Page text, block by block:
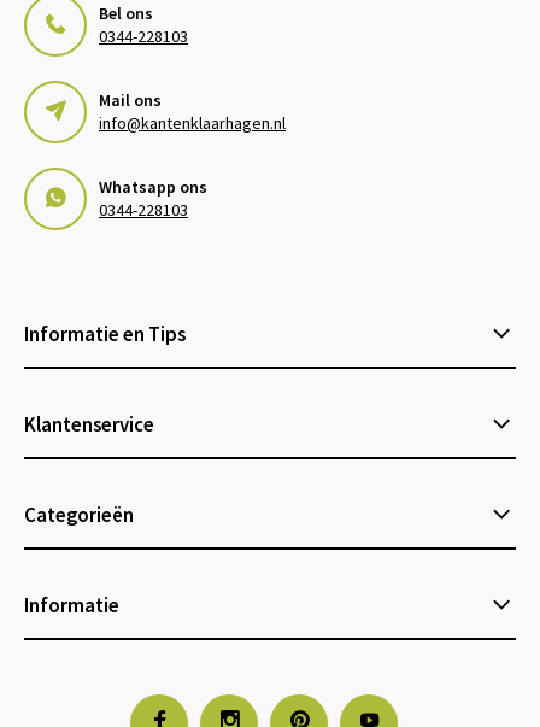
Bel ons
0344-228103
Mail ons
info@kantenklaarhagen.nl
Whatsapp ons
0344-228103
Informatie en Tips
Klantenservice
Categorieën
Informatie